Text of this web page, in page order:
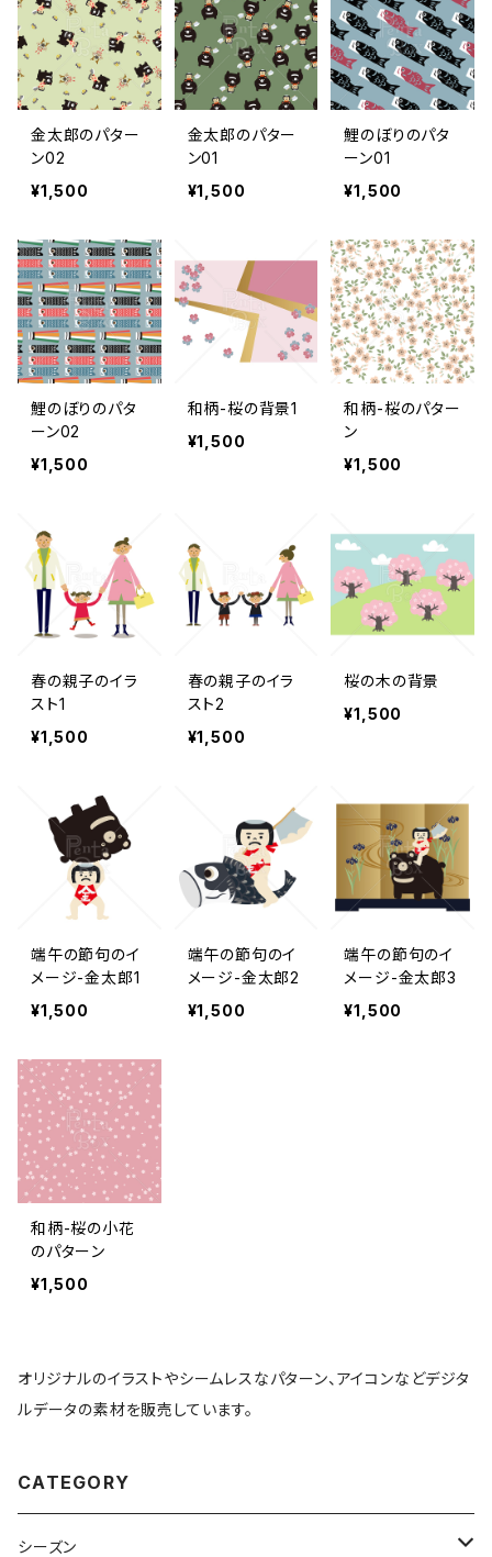
金太郎のパター
ン02
¥1,500
金太郎のパター
ン01
¥1,500
鯉のぼりのパタ
ーン01
¥1,500
鯉のぼりのパタ
ーン02
¥1,500
和柄-桜の背景1
¥1,500
和柄-桜のパター
ン
¥1,500
春の親子のイラ
スト1
¥1,500
春の親子のイラ
スト2
¥1,500
桜の木の背景
¥1,500
端午の節句のイ
メージ-金太郎1
¥1,500
端午の節句のイ
メージ-金太郎2
¥1,500
端午の節句のイ
メージ-金太郎3
¥1,500
和柄-桜の小花
のパターン
¥1,500
オリジナルのイラストやシームレスなパターン、アイコンなどデジタ
ルデータの素材を販売しています。
CATEGORY
シーズン